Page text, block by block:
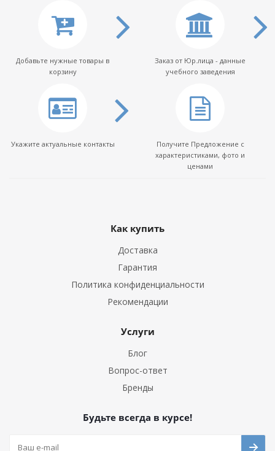
Добавьте нужные товары в
корзину
Заказ от Юр.лица - данные
учебного заведения
Укажите актуальные контакты
Получите Предложение с
характеристиками, фото и
ценами
Как купить
Доставка
Гарантия
Политика конфиденциальности
Рекомендации
Услуги
Блог
Вопрос-ответ
Бренды
Будьте всегда в курсе!